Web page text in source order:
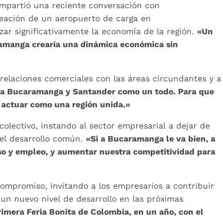
una reciente conversación con
de un aeropuerto de carga en
significativamente la economía de la región.«Un
crearía una dinámica económica sin
comerciales con las áreas circundantes y a
Bucaramanga y Santander como un todo. Para que
como una región unida.»
instando al sector empresarial a dejar de
desarrollo común.«Si a Bucaramanga le va bien, a
y empleo, y aumentar nuestra competitividad para
invitando a los empresarios a contribuir
nuevo nivel de desarrollo en las próximas
Feria Bonita de Colombia, en un año, con el